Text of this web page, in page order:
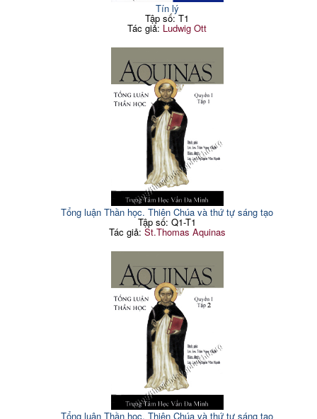
Tín lý
Tập số: T1
Tác giả: Ludwig Ott
Tổng luận Thần học. Thiên Chúa và thứ tự sáng tạo
Tập số: Q1-T1
Tác giả: St.Thomas Aquinas
Tổng luận Thần học. Thiên Chúa và thứ tự sáng tạo